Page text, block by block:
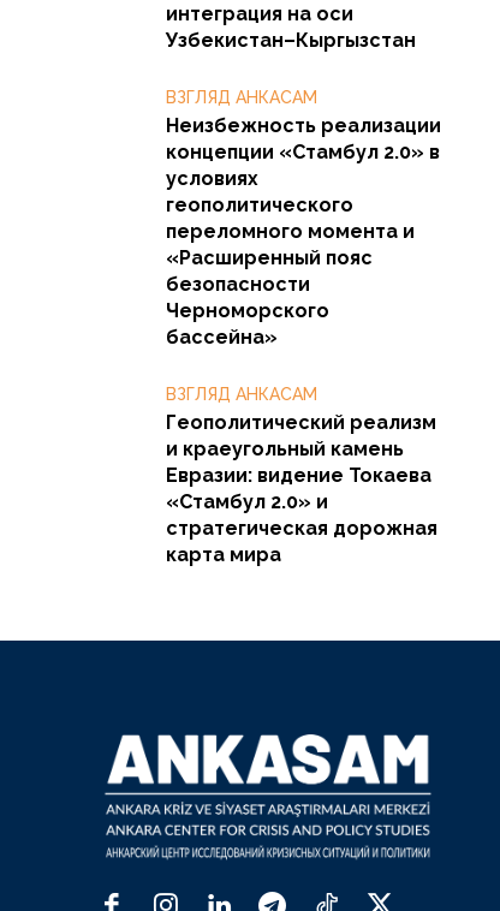
интеграция на оси
Узбекистан–Кыргызстан
ВЗГЛЯД АНКАСАМ
Неизбежность реализации
концепции «Стамбул 2.0» в
условиях
геополитического
переломного момента и
«Расширенный пояс
безопасности
Черноморского
бассейна»
ВЗГЛЯД АНКАСАМ
Геополитический реализм
и краеугольный камень
Евразии: видение Токаева
«Стамбул 2.0» и
стратегическая дорожная
карта мира